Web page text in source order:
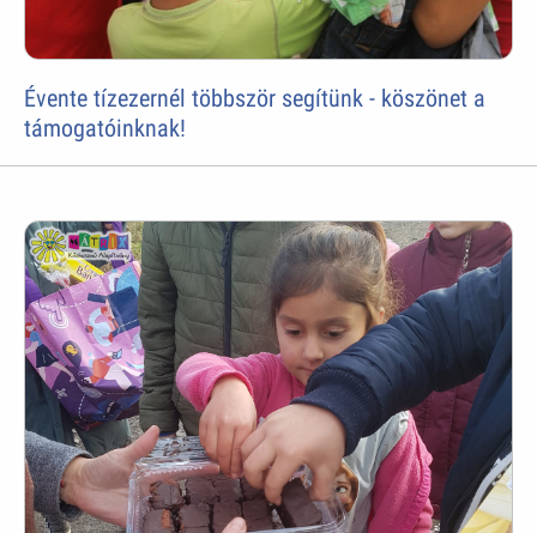
Évente tízezernél többször segítünk - köszönet a
támogatóinknak!